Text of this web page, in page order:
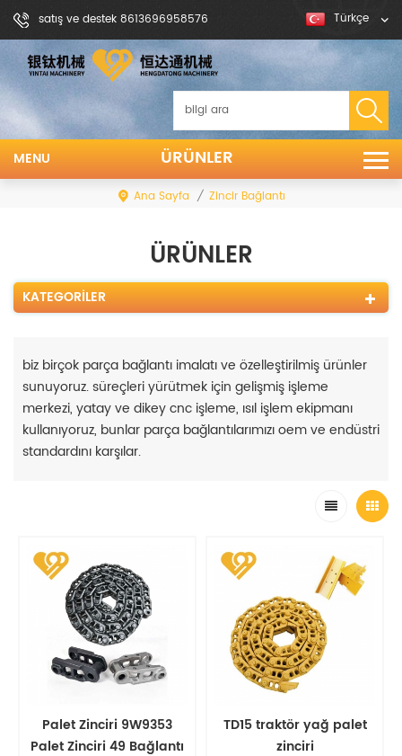
satış ve destek 8613696958576 Türkçe
ÜRÜNLER
MENU
Ana Sayfa / Zincir Bağlantı
ÜRÜNLER
KATEGORILER
biz birçok parça bağlantı imalatı ve özelleştirilmiş ürünler
sunuyoruz. süreçleri yürütmek için gelişmiş işleme
merkezi, yatay ve dikey cnc işleme, ısıl işlem ekipmanı
kullanıyoruz, bunlar parça bağlantılarımızı oem ve endüstri
standardını karşılar.
Palet Zinciri 9W9353
Palet Zinciri 49 Bağlantı
TD15 traktör yağ palet
zinciri